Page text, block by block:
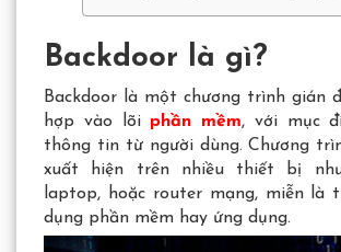
Backdoor là gì?
Backdoor là một chương trình gián
hợp vào lõi phần mềm, với mục
thông tin từ người dùng. Chương
xuất hiện trên nhiều thiết bị
laptop, hoặc router mạng, miễn là
dụng phần mềm hay ứng dụng.